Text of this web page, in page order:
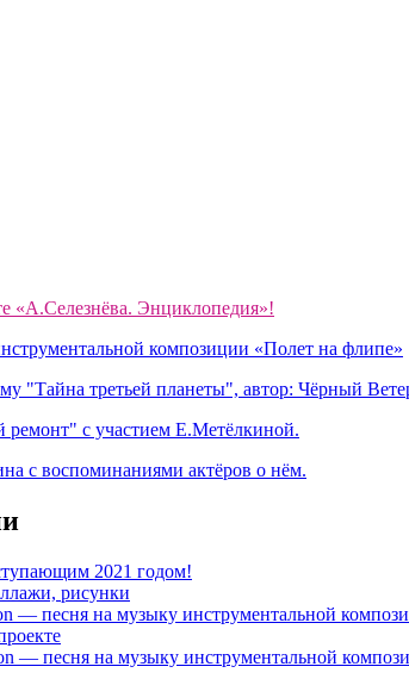
«А.Селезнёва. Энциклопедия»!
композиции «Полет на флипе»
"Тайна третьей планеты", автор: Чёрный
ремонт" с участием Е.Метёлкиной.
с воспоминаниями актёров о нём.
2021 годом!
рисунки
— песня на музыку инструментальной
— песня на музыку инструментальной